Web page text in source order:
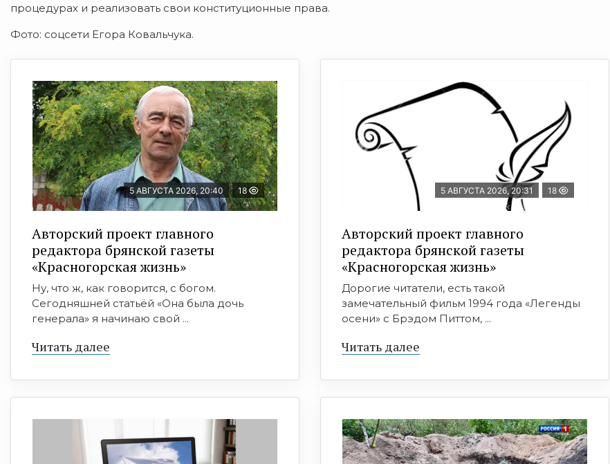
процедурах и реализовать свои конституционные права.
Фото: соцсети Егора Ковальчука.
5 АВГУСТА 2026, 20:40 18
Авторский проект главного
редактора брянской газеты
«Красногорская жизнь»
Ну, что ж, как говорится, с богом.
Сегодняшней статьёй «Она была дочь
генерала» я начинаю свой ...
Читать далее
5 АВГУСТА 2026, 20:31 18
Авторский проект главного
редактора брянской газеты
«Красногорская жизнь»
Дорогие читатели, есть такой
замечательный фильм 1994 года «Легенды
осени» с Брэдом Питтом, ...
Читать далее